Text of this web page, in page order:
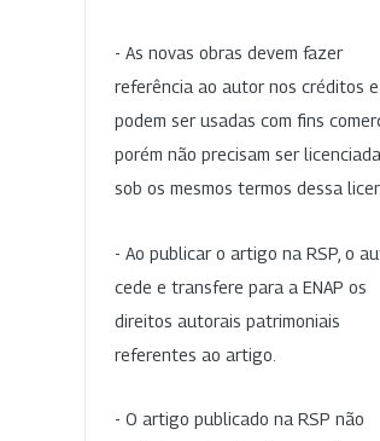
- As novas obras devem fazer
referência ao autor nos créditos
podem ser usadas com fins
porém não precisam ser
sob os mesmos termos dessa
- Ao publicar o artigo na RSP, o
cede e transfere para a ENAP os
direitos autorais patrimoniais
referentes ao artigo.
- O artigo publicado na RSP não